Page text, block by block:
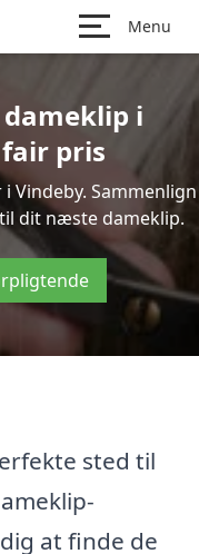
Menu
dameklip i
pris
Vindeby. Sammenlign
dit næste dameklip.
sted til
at finde de